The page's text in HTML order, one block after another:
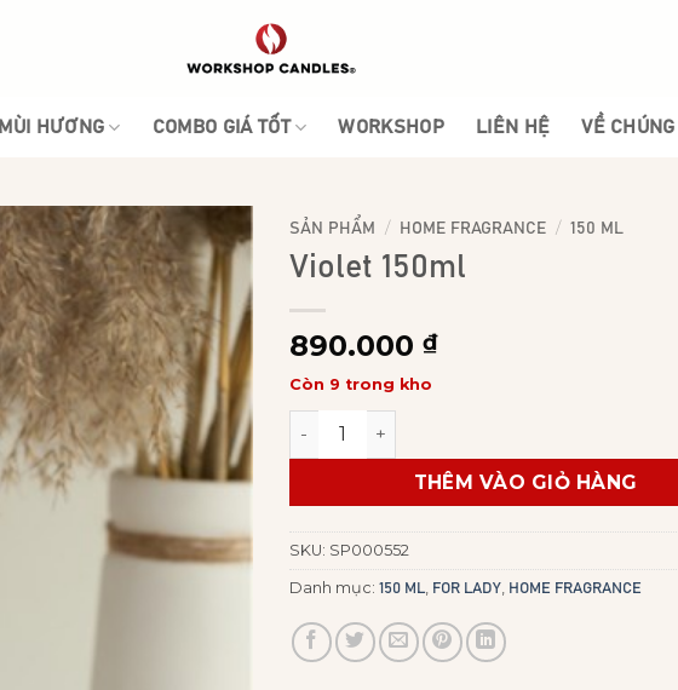
MÙI HƯƠNG COMBO GIÁ TỐT WORKSHOP LIÊN HỆ VỀ CHÚNG
SẢN PHẨM / HOME FRAGRANCE / 150 ML
Violet 150ml
890.000 ₫
Còn 9 trong kho
Violet 150ml số lượng
THÊM VÀO GIỎ HÀNG
SKU: SP000552
Danh mục: 150 ML FOR LADY HOME FRAGRANCE